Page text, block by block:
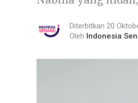
Diterbitkan 20
Oleh Indonesia